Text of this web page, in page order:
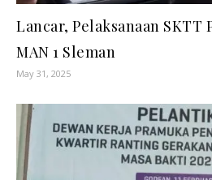
Lancar, Pelaksanaan SKTT
MAN 1 Sleman
May 31, 2025